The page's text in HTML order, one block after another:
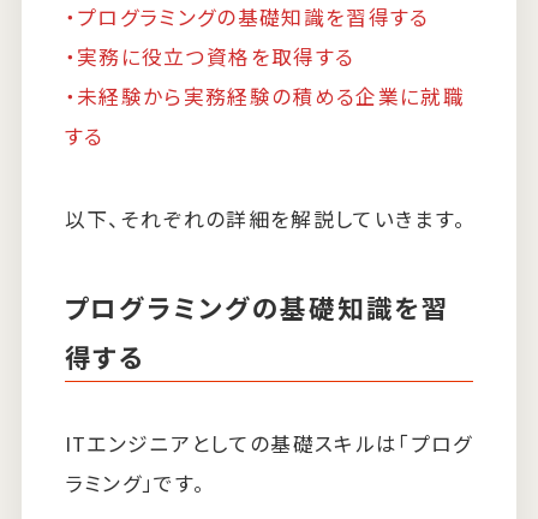
・プログラミングの基礎知識を習得する
・実務に役立つ資格を取得する
・未経験から実務経験の積める企業に就職
する
以下、それぞれの詳細を解説していきます。
プログラミングの基礎知識を習
得する
ITエンジニアとしての基礎スキルは「プログ
ラミング」です。